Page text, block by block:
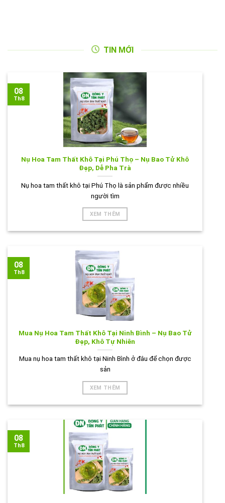
TIN MỚI
Nụ Hoa Tam Thất Khô Tại Phú Thọ – Nụ Bao Tử Khô
Đẹp, Dễ Pha Trà
Nụ hoa tam thất khô tại Phú Thọ là sản phẩm được nhiều
người tìm
XEM THÊM
08
Th8
Mua Nụ Hoa Tam Thất Khô Tại Ninh Bình – Nụ Bao Tử
Đẹp, Khô Tự Nhiên
Mua nụ hoa tam thất khô tại Ninh Bình ở đâu để chọn được
sản
XEM THÊM
08
Th8
08
Th8